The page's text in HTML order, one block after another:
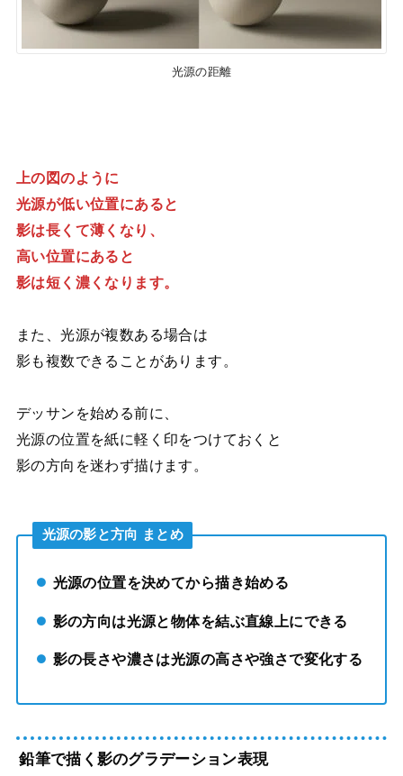
光源の距離
上の図のように
光源が低い位置にあると
影は長くて薄くなり、
高い位置にあると
影は短く濃くなります。
また、光源が複数ある場合は
影も複数できることがあります。
デッサンを始める前に、
光源の位置を紙に軽く印をつけておくと
影の方向を迷わず描けます。
光源の影と方向 まとめ
光源の位置を決めてから描き始める
影の方向は光源と物体を結ぶ直線上にできる
影の長さや濃さは光源の高さや強さで変化する
鉛筆で描く影のグラデーション表現